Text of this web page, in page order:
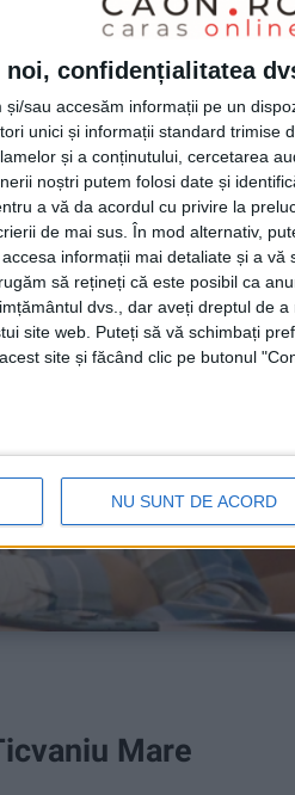
noi, confidențialitatea
și/sau accesăm informații pe un
unici și informații standard trimise
și a conținutului, cercetarea
noștri putem folosi date și
a vă da acordul cu privire la
de mai sus. În mod alternativ,
informații mai detaliate și a
să rețineți că este posibil ca
dvs., dar aveți dreptul de
site web. Puteți să vă schimbați
site și făcând clic pe butonul
NU SUNT DE ACORD
Mare